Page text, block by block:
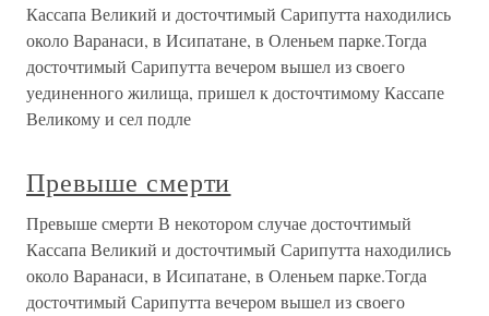
Кассапа Великий и досточтимый Сарипутта находились
около Варанаси, в Исипатане, в Оленьем парке.Тогда
досточтимый Сарипутта вечером вышел из своего
уединенного жилища, пришел к досточтимому Кассапе
Великому и сел подле
Превыше смерти
Превыше смерти В некотором случае досточтимый
Кассапа Великий и досточтимый Сарипутта находились
около Варанаси, в Исипатане, в Оленьем парке.Тогда
досточтимый Сарипутта вечером вышел из своего